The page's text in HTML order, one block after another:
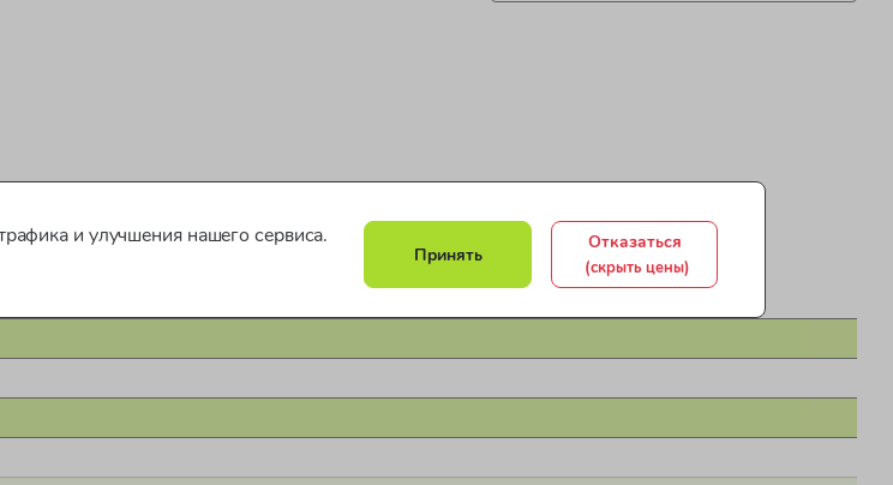
и улучшения нашего сервиса.
Принять
Отказаться
(скрыть цены)